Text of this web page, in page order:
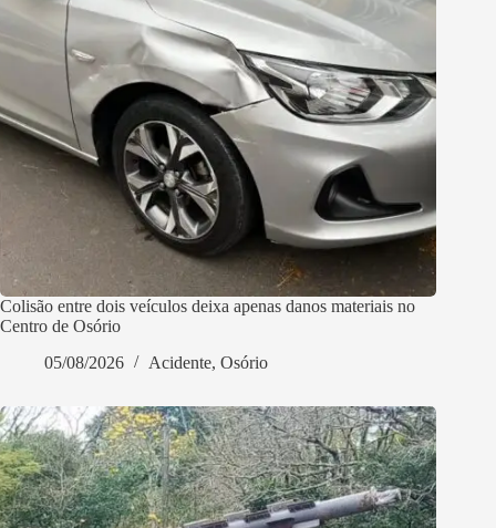
Colisão entre dois veículos deixa apenas danos materiais no
Centro de Osório
05/08/2026
Acidente, Osório